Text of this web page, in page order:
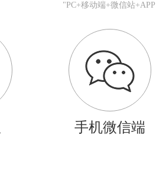
"PC+移动端+微信站
手机微信端